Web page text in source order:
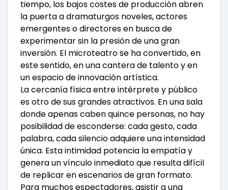
tiempo, los bajos costes de producción abren
la puerta a dramaturgos noveles, actores
emergentes o directores en busca de
experimentar sin la presión de una gran
inversión. El microteatro se ha convertido, en
este sentido, en una cantera de talento y en
un espacio de innovación artística.
La cercanía física entre intérprete y público
es otro de sus grandes atractivos. En una sala
donde apenas caben quince personas, no hay
posibilidad de esconderse: cada gesto, cada
palabra, cada silencio adquiere una intensidad
única. Esta intimidad potencia la empatía y
genera un vínculo inmediato que resulta difícil
de replicar en escenarios de gran formato.
Para muchos espectadores, asistir a una